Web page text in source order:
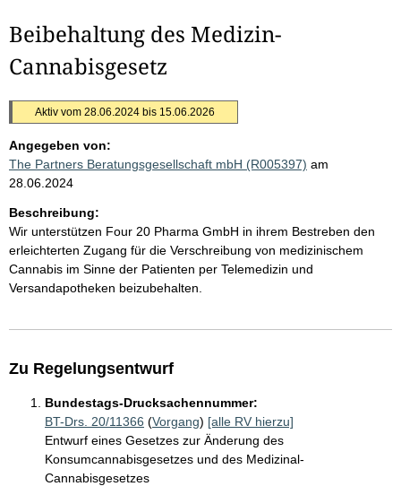
Beibehaltung des Medizin-
Cannabisgesetz
Aktiv vom 28.06.2024 bis 15.06.2026
Angegeben von:
The Partners Beratungsgesellschaft mbH (R005397) am
28.06.2024
Beschreibung:
Wir unterstützen Four 20 Pharma GmbH in ihrem Bestreben den
erleichterten Zugang für die Verschreibung von medizinischem
Cannabis im Sinne der Patienten per Telemedizin und
Versandapotheken beizubehalten.
Zu Regelungsentwurf
Bundestags-Drucksachennummer:
BT-Drs. 20/11366 (Vorgang) [alle RV hierzu]
Entwurf eines Gesetzes zur Änderung des
Konsumcannabisgesetzes und des Medizinal-
Cannabisgesetzes